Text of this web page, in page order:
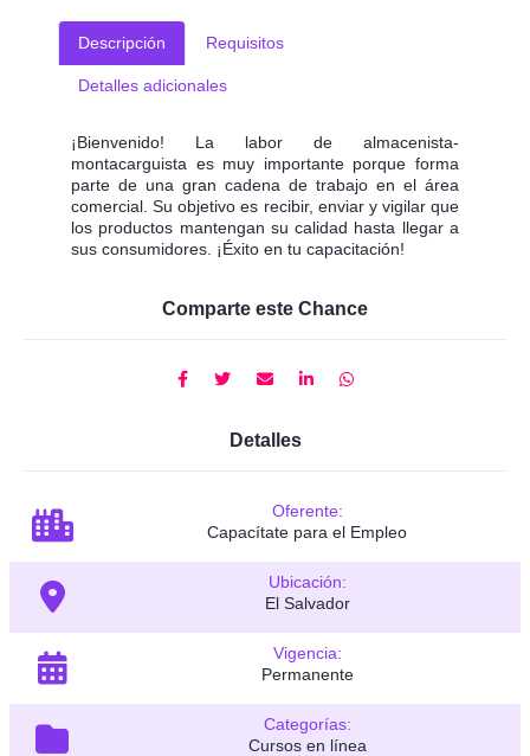
Descripción Requisitos
Detalles adicionales
¡Bienvenido! La labor de almacenista-
montacarguista es muy importante porque forma
parte de una gran cadena de trabajo en el área
comercial. Su objetivo es recibir, enviar y vigilar que
los productos mantengan su calidad hasta llegar a
sus consumidores. ¡Éxito en tu capacitación!
Comparte este Chance
Detalles
Oferente:
Capacítate para el Empleo
Ubicación:
El Salvador
Vigencia:
Permanente
Categorías:
Cursos en línea